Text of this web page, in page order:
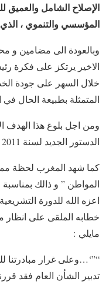
الإصلاح الشامل والعميق
المؤسسي والتنموي ،
وبالعودة الى مضامين و
الاخير يرتكز على فكرة
خلال السهر على جودة
المتمثلة بطبيعة الحال
ومن اجل بلوغ هذا الهدف
الدستور الجديد لسنة 2011 الذي ارتقى بالقضاء ليجعله سلطة
كما شهد المغرب لحظة
المواطن ” و ذالك
خطابه الملقى على انظار
مايلي :
“”‘…وعلى غرار مبادرتنا
تدبير الشأن العام فقد